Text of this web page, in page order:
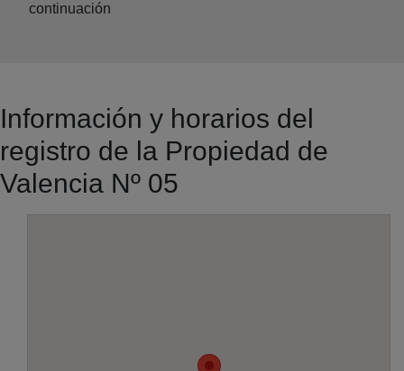
continuación
Información y horarios del
registro de la Propiedad de
Valencia Nº 05